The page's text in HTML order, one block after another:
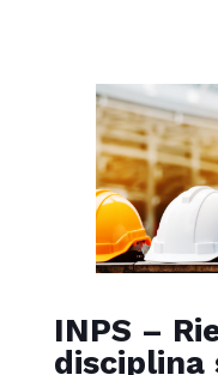
INPS –
disciplina